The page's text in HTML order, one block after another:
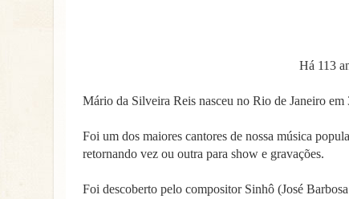
Há 113
Mário da Silveira Reis nasceu no Rio de Janeiro em
Foi um dos maiores cantores de nossa música
retornando vez ou outra para show e gravações.
Foi descoberto pelo compositor Sinhô (José